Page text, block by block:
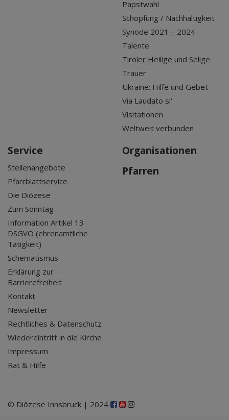
Papstwahl
Schöpfung / Nachhaltigkeit
Synode 2021 – 2024
Talente
Tiroler Heilige und Selige
Trauer
Ukraine: Hilfe und Gebet
Via Laudato si'
Visitationen
Weltweit verbunden
Service
Stellenangebote
Pfarrblattservice
Die Diözese
Zum Sonntag
Information Artikel 13
DSGVO (ehrenamtliche
Tätigkeit)
Schematismus
Erklärung zur
Barrierefreiheit
Kontakt
Newsletter
Rechtliches & Datenschutz
Wiedereintritt in die Kirche
Impressum
Rat & Hilfe
Organisationen
Pfarren
© Diözese Innsbruck | 2024